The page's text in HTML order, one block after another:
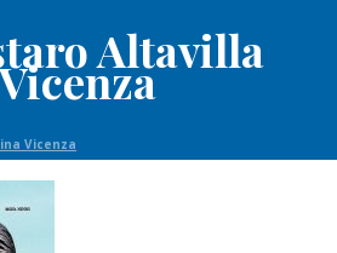
Altavilla
Vicenza